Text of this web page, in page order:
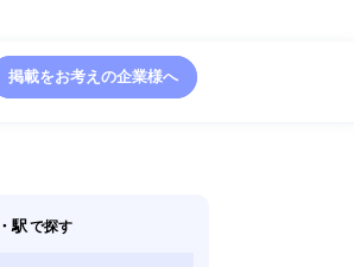
掲載をお考えの企業様へ
駅で探す